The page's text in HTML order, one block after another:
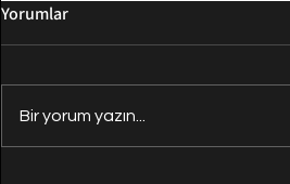
Evrenin Merkezi Nerede?
Yorumlar
Bir yorum yazın...